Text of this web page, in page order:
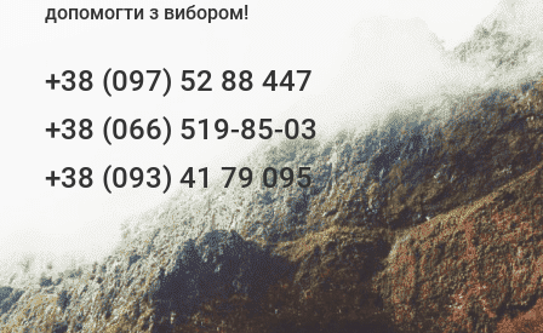
допомогти з вибором!
+38 (097) 52 88 447
+38 (066) 519-85-03
+38 (093) 41 79 095